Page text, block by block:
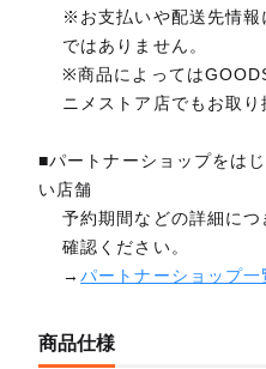
※お支払いや配送先情報
ではありません。
※商品によっては
ニメストア店でもお取り
■パートナーショップをは
い店舗
予約期間などの詳細に
確認ください。
→パートナーショップ一
商品仕様